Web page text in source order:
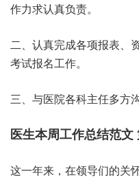
作力求认真负责。
二、认真完成各项报表、
考试报名工作。
三、与医院各科主任多方
医生本周工作总结范文
这一年来，在领导们的关